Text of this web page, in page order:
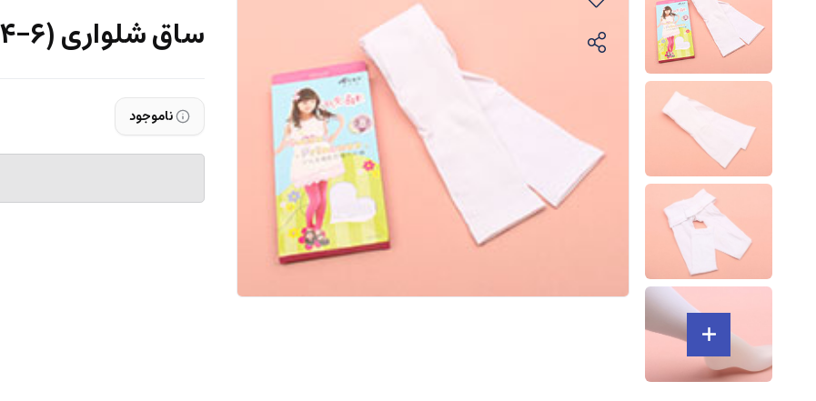
ساق شلواری (6-4 سال)
ناموجود